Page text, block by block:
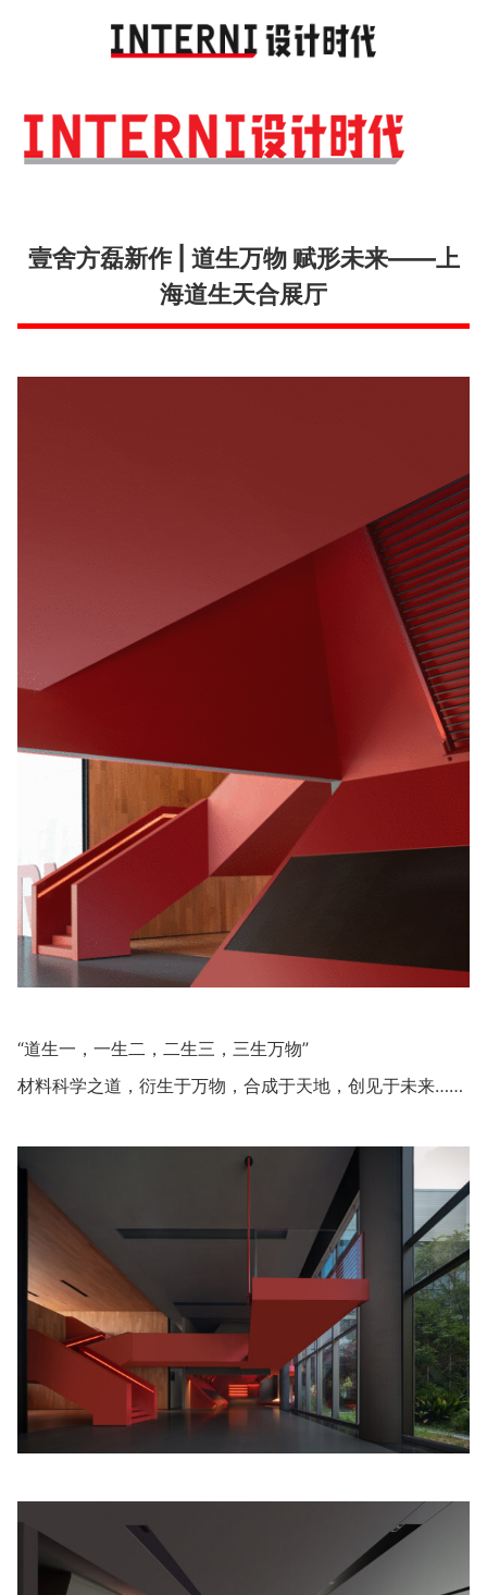
壹舍方磊新作 | 道生万物 赋形未来——上
海道生天合展厅
“道生一，一生二，二生三，三生万物”
材料科学之道，衍生于万物，合成于天地，创见于未来……